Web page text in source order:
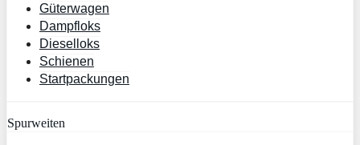
Güterwagen
Dampfloks
Dieselloks
Schienen
Startpackungen
Spurweiten